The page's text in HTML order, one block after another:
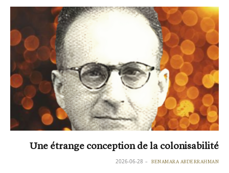
Une étrange conception de la colonisabilité
BENAMARA ABDERRAHMAN
2026-06-28